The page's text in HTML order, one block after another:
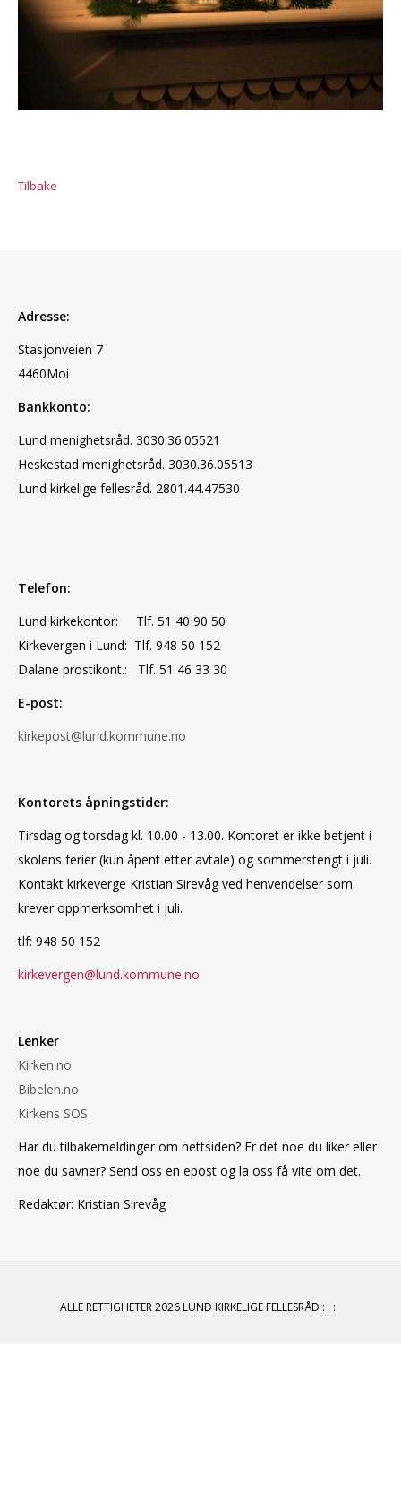
Tilbake
Adresse:
Stasjonveien 7
4460Moi
Bankkonto:
Lund menighetsråd. 3030.36.05521
Heskestad menighetsråd. 3030.36.05513
Lund kirkelige fellesråd. 2801.44.47530
Telefon:
Lund kirkekontor: Tlf. 51 40 90 50
Kirkevergen i Lund: Tlf. 948 50 152
Dalane prostikont.: Tlf. 51 46 33 30
E-post:
kirkepost@lund.kommune.no
Kontorets åpningstider:
Tirsdag og torsdag kl. 10.00 - 13.00. Kontoret er ikke betjent i
skolens ferier (kun åpent etter avtale) og sommerstengt i juli.
Kontakt kirkeverge Kristian Sirevåg ved henvendelser som
krever oppmerksomhet i juli.
tlf: 948 50 152
kirkevergen@lund.kommune.no
Lenker
Kirken.no
Bibelen.no
Kirkens SOS
Har du tilbakemeldinger om nettsiden? Er det noe du liker eller
noe du savner? Send oss en epost og la oss få vite om det.
Redaktør: Kristian Sirevåg
ALLE RETTIGHETER 2026 LUND KIRKELIGE FELLESRÅD : :